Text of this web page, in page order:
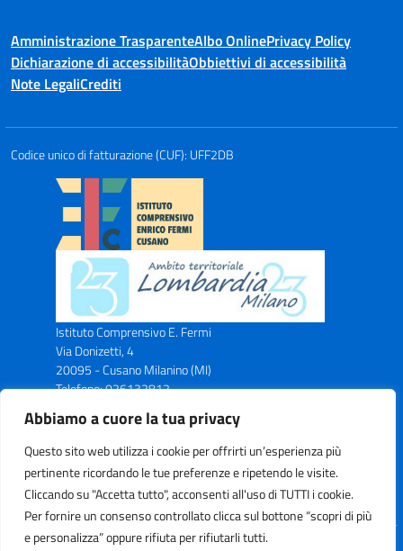
Abbiamo a cuore la tua privacy
Questo sito web utilizza i cookie per offrirti un’esperienza più
pertinente ricordando le tue preferenze e ripetendo le visite.
Cliccando su "Accetta tutto", acconsenti all'uso di TUTTI i cookie.
Per fornire un consenso controllato clicca sul bottone “scopri di più
e personalizza” oppure rifiuta per rifiutarli tutti.
Amministrazione TrasparenteAlbo OnlinePrivacy Policy
Dichiarazione di accessibilitàObbiettivi di accessibilità
Note LegaliCrediti
Codice unico di fatturazione (CUF): UFF2DB
Istituto Comprensivo E. Fermi
Via Donizetti, 4
20095 - Cusano Milanino (MI)
Telefono: 026132812
PEC: miic8ax00n@pec.istruzione.it
Codice Meccanografico: MIIC8AX00N
Codice Fiscale: C.F. 83043750153